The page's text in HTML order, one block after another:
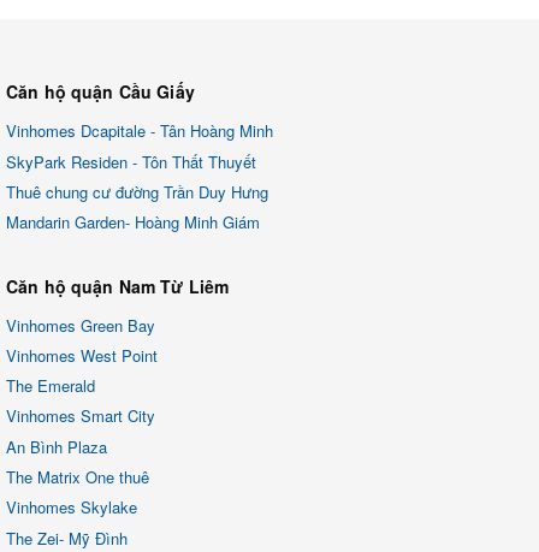
Căn hộ quận Cầu Giấy
Vinhomes Dcapitale - Tân Hoàng Minh
SkyPark Residen - Tôn Thất Thuyết
Thuê chung cư đường Trần Duy Hưng
Mandarin Garden- Hoàng Minh Giám
Căn hộ quận Nam Từ Liêm
Vinhomes Green Bay
Vinhomes West Point
The Emerald
Vinhomes Smart City
An Bình Plaza
The Matrix One thuê
Vinhomes Skylake
The Zei- Mỹ Đình